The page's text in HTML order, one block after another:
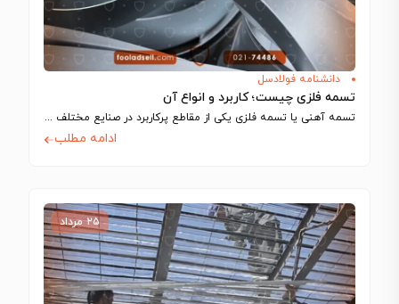
دانشنامه فولادسل
تسمه فلزی چیست؛ کاربرد و انواع آن
تسمه آهنی یا تسمه فلزی یکی از مقاطع پرکاربرد در صنایع مختلف مانند ساخت…
ادامه مطلب
۲۵ مرداد